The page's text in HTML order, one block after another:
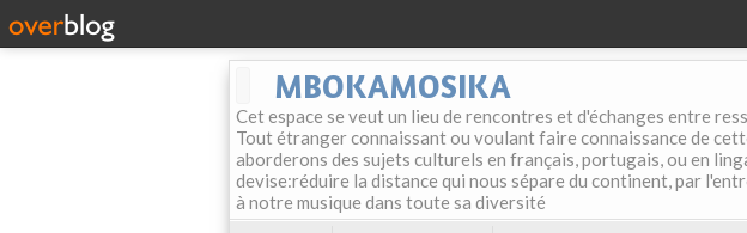
MBOKAMOSIKA
Cet espace se veut un lieu de rencontres et d'échanges entre
Tout étranger connaissant ou voulant faire connaissance de
aborderons des sujets culturels en français, portugais, ou en
devise:réduire la distance qui nous sépare du continent, par
à notre musique dans toute sa diversité